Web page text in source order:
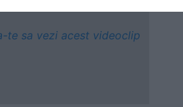
te sa vezi acest videoclip